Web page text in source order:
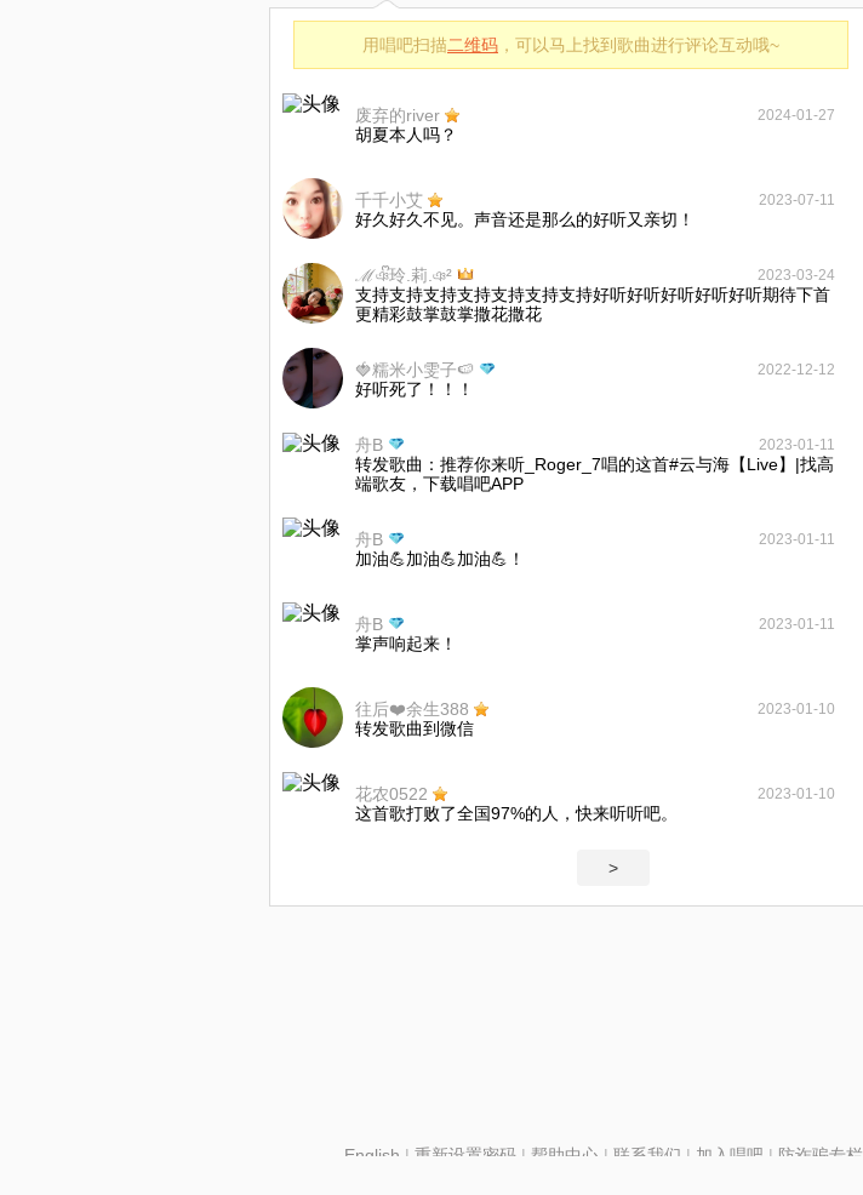
用唱吧扫描二维码 ，可以马上找到歌曲进行评论互动哦~
废弃的river 2024-01-27
胡夏本人吗？
千千小艾 2023-07-11
好久好久不见。声音还是那么的好听又亲切！
ℳঞᩚ玲.莉.ঞ² 2023-03-24
支持支持支持支持支持支持支持好听好听好听好听好听期待下首
更精彩鼓掌鼓掌撒花撒花
🍓糯米小雯子🍉 2022-12-12
好听死了！！！
舟B 2023-01-11
转发歌曲：推荐你来听_Roger_7唱的这首#云与海【Live】|找高
端歌友，下载唱吧APP
舟B 2023-01-11
加油💪加油💪加油💪！
舟B 2023-01-11
掌声响起来！
往后❤️余生388 2023-01-10
转发歌曲到微信
花农0522 2023-01-10
这首歌打败了全国97%的人，快来听听吧。
>
English | 重新设置密码| 帮助中心 | 联系我们 | 加入唱吧 | 防诈骗专栏